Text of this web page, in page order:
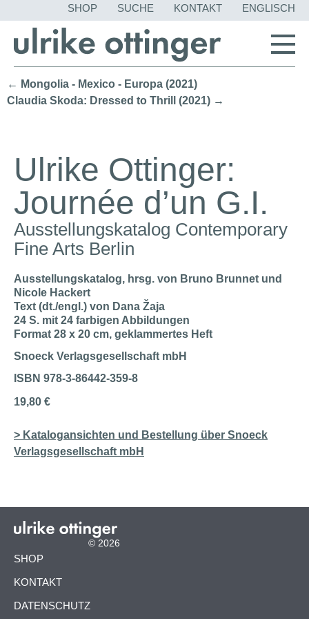
NAVIGATION
SHOP SUCHE KONTAKT ENGLISCH
← Mongolia - Mexico - Europa (2021)
Claudia Skoda: Dressed to Thrill (2021) →
Ulrike Ottinger:
Journée d’un G.I.
Ausstellungskatalog Contemporary
Fine Arts Berlin
Ausstellungskatalog, hrsg. von Bruno Brunnet und
Nicole Hackert
Text (dt./engl.) von Dana Žaja
24 S. mit 24 farbigen Abbildungen
Format 28 x 20 cm, geklammertes Heft
Snoeck Verlagsgesellschaft mbH
ISBN 978-3-86442-359-8
19,80 €
> Katalogansichten und Bestellung über Snoeck
Verlagsgesellschaft mbH
© 2026
NAVIGATION
SHOP
KONTAKT
DATENSCHUTZ